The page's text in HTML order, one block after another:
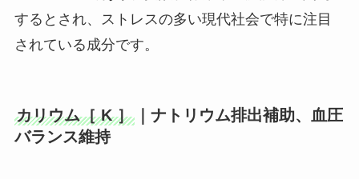
するとされ、ストレスの多い現代社会で特に注目
されている成分です。
カリウム［ K ］｜ナトリウム排出補助、血圧
バランス維持